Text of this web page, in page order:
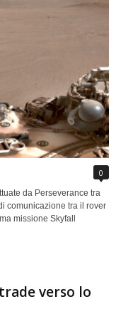
0
da Perseverance tra
comunicazione tra il rover
missione Skyfall
verso lo